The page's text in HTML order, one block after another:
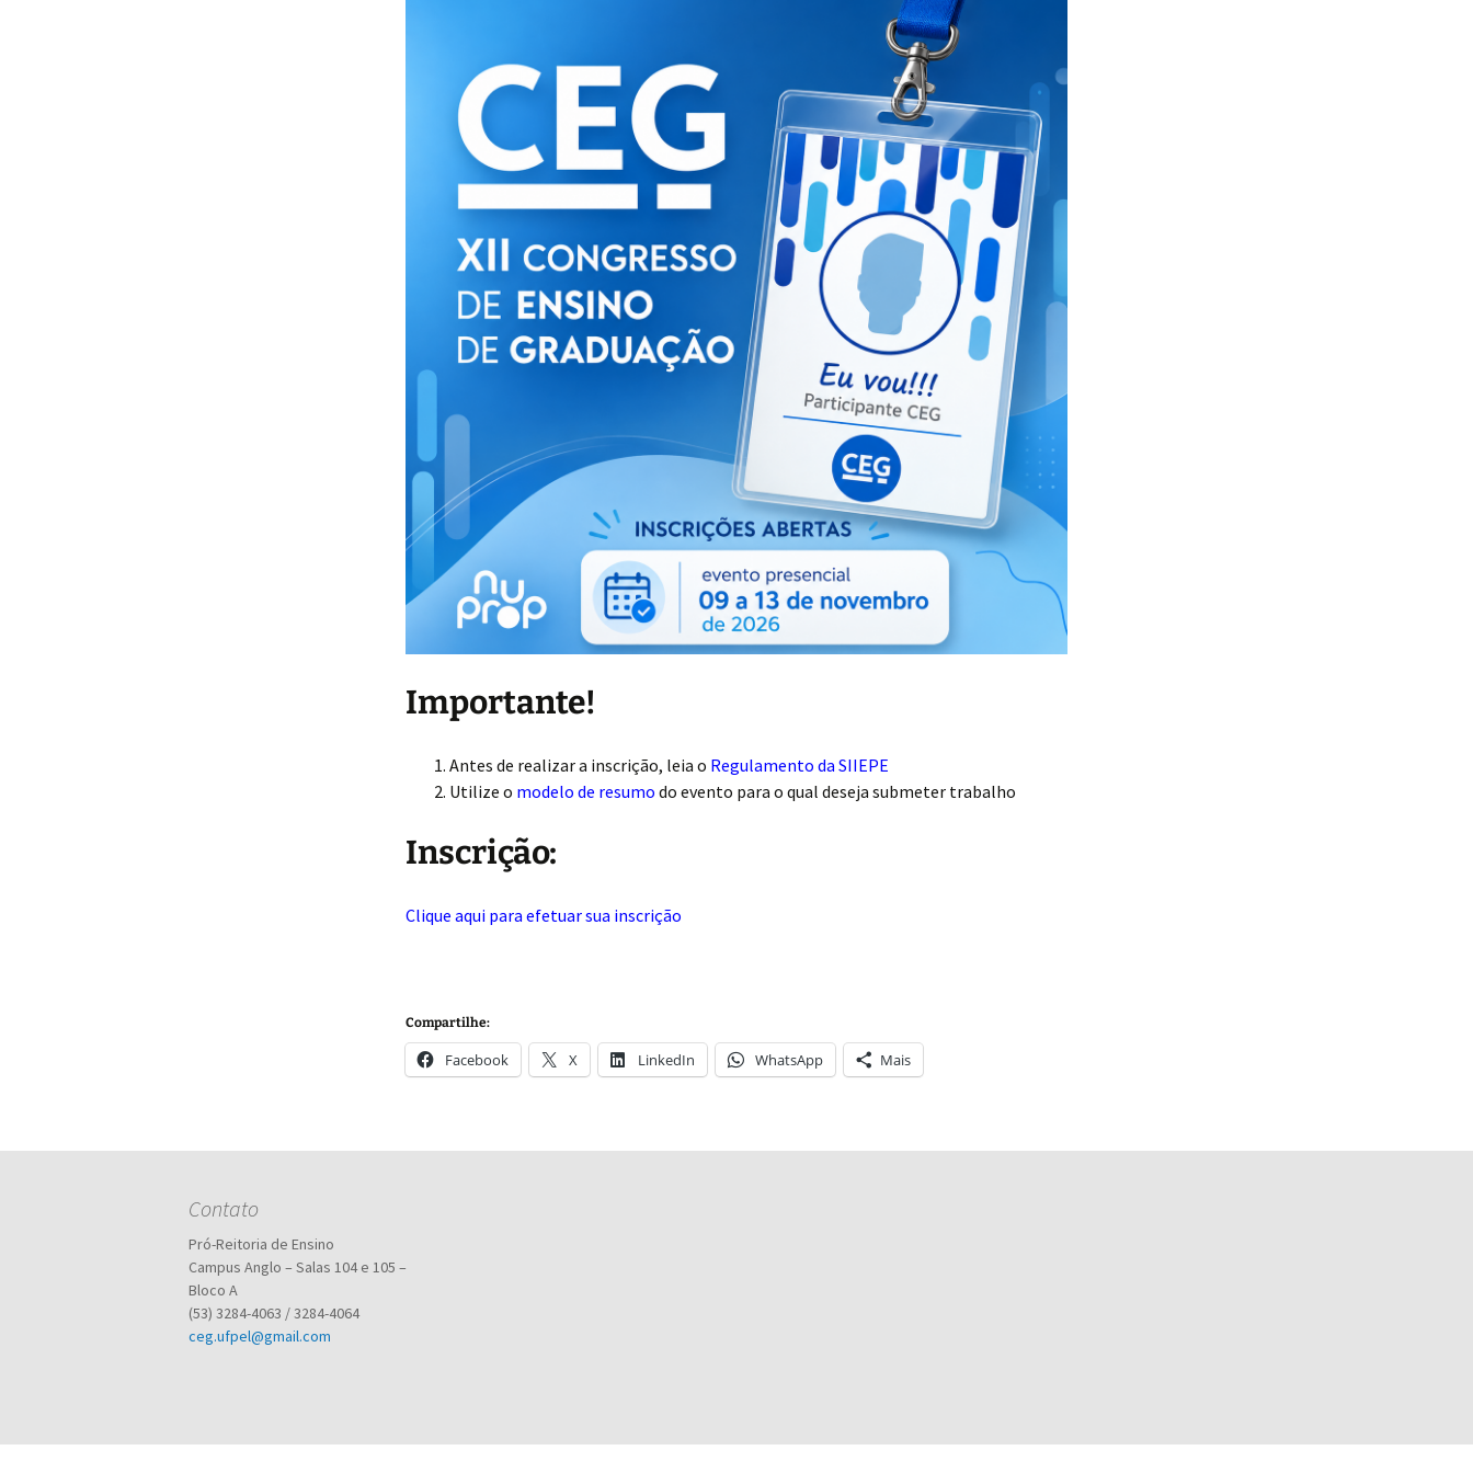
2021 – VII CEG
anos anteriores…
Importante!
Antes de realizar a inscrição, leia o Regulamento da SIIEPE
Utilize o modelo de resumo do evento para o qual deseja submeter trabalho
Inscrição:
Clique aqui para efetuar sua inscrição
Compartilhe:
Facebook X LinkedIn WhatsApp Mais
Contato
Pró-Reitoria de Ensino
Campus Anglo – Salas 104 e 105 –
Bloco A
(53) 3284-4063 / 3284-4064
ceg.ufpel@gmail.com